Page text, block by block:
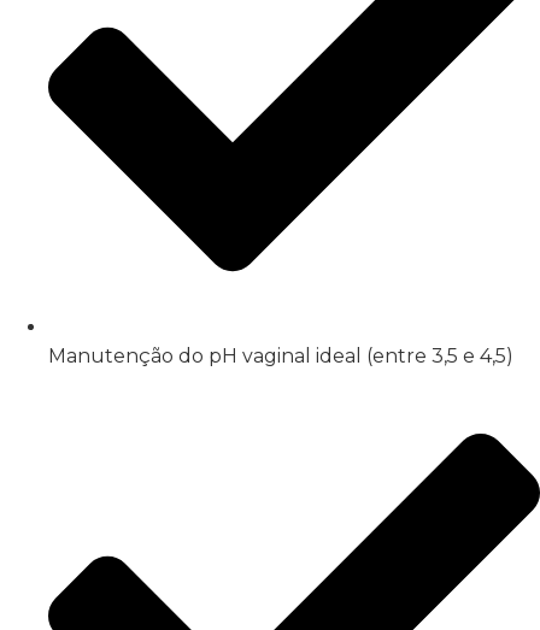
Manutenção do pH vaginal ideal (entre 3,5 e 4,5)